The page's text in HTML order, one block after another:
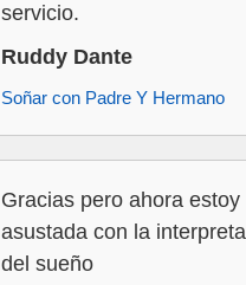
servicio.
Ruddy Dante
Soñar con Padre Y Hermano
Gracias pero ahora estoy
asustada con la
del sueño